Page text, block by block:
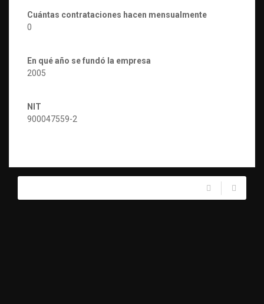
Cuántas contrataciones hacen mensualmente
0
En qué año se fundó la empresa
2005
NIT
900047559-2